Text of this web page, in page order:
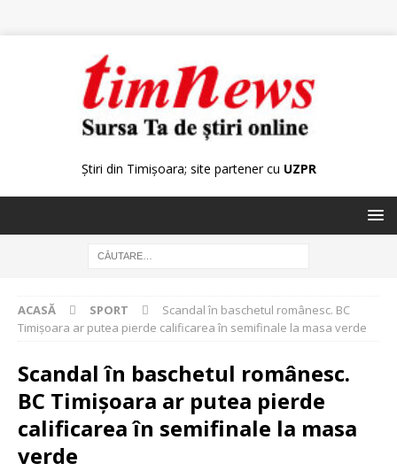
Știri din Timișoara; site partener cu UZPR
ACASĂ SPORT
Scandal în baschetul românesc. BC
Timişoara ar putea pierde calificarea în semifinale la masa verde
Scandal în baschetul românesc.
BC Timişoara ar putea pierde
calificarea în semifinale la masa
verde